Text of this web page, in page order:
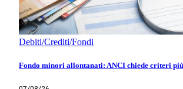
Debiti/Crediti/Fondi
Fondo minori allontanati: ANCI chiede criteri